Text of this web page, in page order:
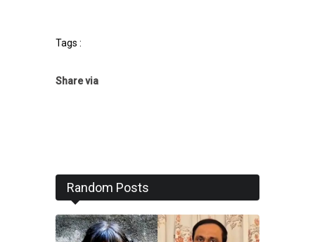
Tags :
Share via
Random Posts